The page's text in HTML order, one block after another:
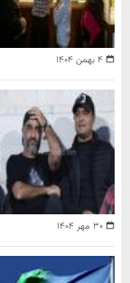
۴ بهمن ۱۴۰۴
۳۰ مهر ۱۴۰۴